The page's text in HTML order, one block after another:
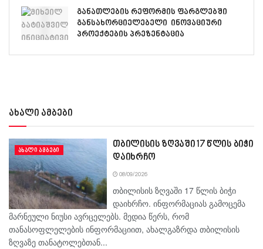
განათლების რეფორმის ფარგლებში
განსახორციელებელი ინოვაციური
პროექტების პრეზენტაცია
ახალი ამბები
ᲐᲮᲐᲚᲘ ᲐᲛᲑᲔᲑᲘ
თბილისის ზღვაში 17 წლის ბიჭი
დაიხრჩო
08/09/2026
თბილისის ზღვაში 17 წლის ბიჭი
დაიხრჩო. ინფორმაციას გამოცემა
მარნეული ნიუსი ავრცელებს. მედია წერს, რომ
თანასოფლელების ინფორმაციით, ახალგაზრდა თბილისის
ზღვაზე თანატოლებთან...